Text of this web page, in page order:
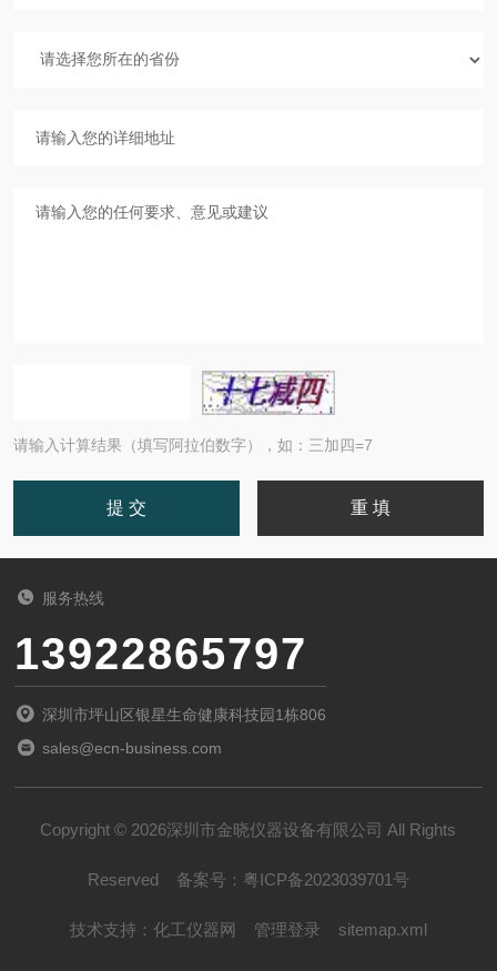
请输入计算结果（填写阿拉伯数字），如：三加四=7
服务热线
13922865797
深圳市坪山区银星生命健康科技园1栋806
sales@ecn-business.com
Copyright © 2026深圳市金晓仪器设备有限公司 All Rights
Reserved 备案号： 粤ICP备2023039701号
技术支持： 化工仪器网 管理登录 sitemap.xml